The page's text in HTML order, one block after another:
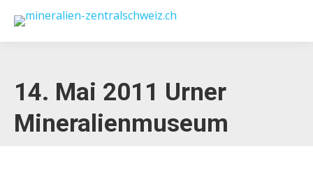
14. Mai 2011 Urner
Mineralienmuseum